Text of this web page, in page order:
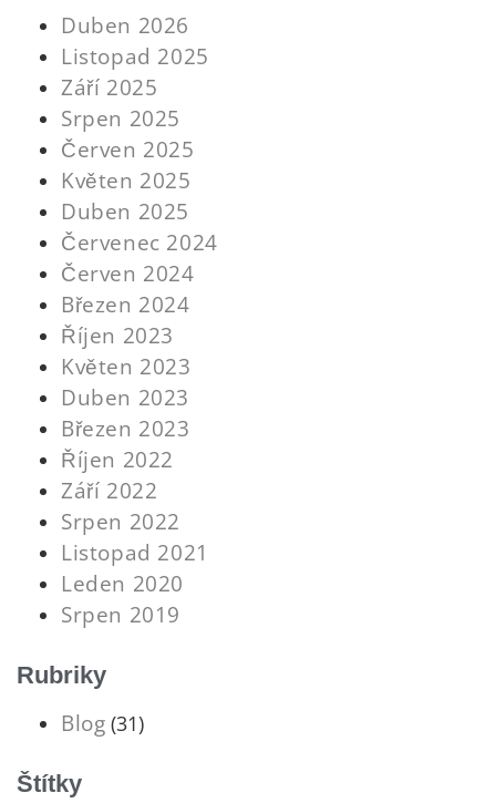
Duben 2026
Listopad 2025
Září 2025
Srpen 2025
Červen 2025
Květen 2025
Duben 2025
Červenec 2024
Červen 2024
Březen 2024
Říjen 2023
Květen 2023
Duben 2023
Březen 2023
Říjen 2022
Září 2022
Srpen 2022
Listopad 2021
Leden 2020
Srpen 2019
Rubriky
Blog (31)
Štítky